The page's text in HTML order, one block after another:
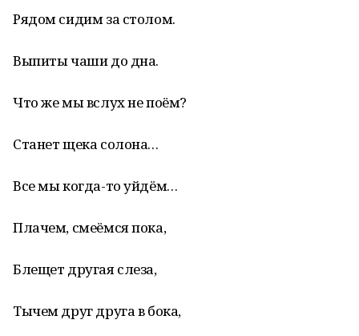
Рядом сидим за столом.
Выпиты чаши до дна.
Что же мы вслух не поём?
Станет щека солона…
Все мы когда-то уйдём…
Плачем, смеёмся пока,
Блещет другая слеза,
Тычем друг друга в бока,